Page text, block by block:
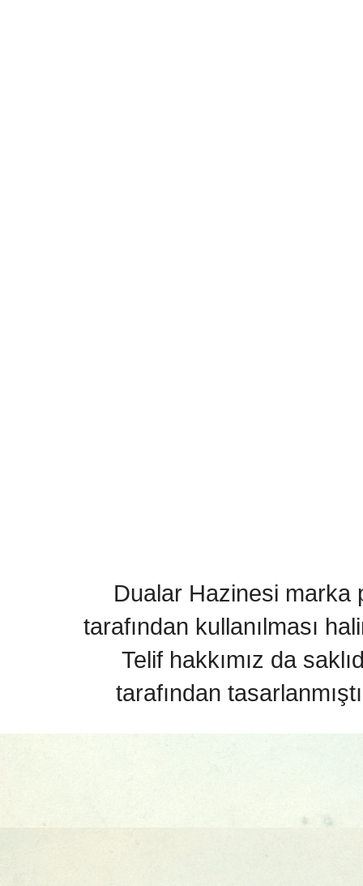
Dualar Hazinesi marka
tarafından kullanılması
Telif hakkımız da
tarafından